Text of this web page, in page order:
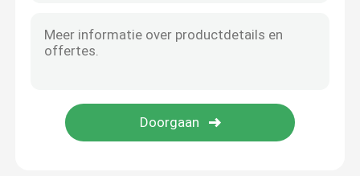
Ultrasone Reactor
piezoelectric ceramische schijven